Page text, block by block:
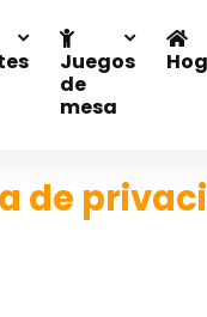
Juegos
de
mesa
de